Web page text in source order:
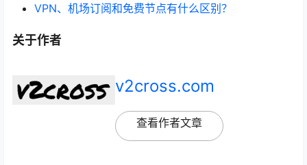
VPN、机场订阅和免费节点有什么区别？
关于作者
v2cross.com
查看作者文章